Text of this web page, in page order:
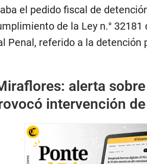
el pedido fiscal de
de la Ley n.°
Penal, referido a la
alerta
intervención de